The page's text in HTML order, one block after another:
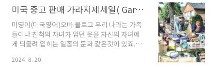
상 진료에 관한 질문을 잊은 적이 많다. 그 후로 병
원에 갈때마다..
도로 중 하나인 국도 7호선 근처에 있는 포항공과
대학교는 아름다운 캠퍼스와 고급 레스토랑 같은
학교 식당이 참 인상 깊다.실제 포항 시민과 여행
객들도 일부러 들러 학교 식당에서 식사를 하기
도 한다.미국 대학교 식당은 어떨까? 오늘은 미국
위기: 입구에서 돈내고 들어가면 무제한으로 먹
미국 중고 판매 가라지제세일( Garage sale/Yard sale) 구경하기/ hand me down/ second hand 뜻
미영이(미국영어)오빠 블로그 우리 나라는 가족
들이나 친척의 자녀가 입던 옷을 자신의 자녀에
게 되물려 입히는 일종의 문화 같은것이 있죠.제
나들의 작아진 옷을 물려 입었습니다.그런게 딱
2024. 8. 20.